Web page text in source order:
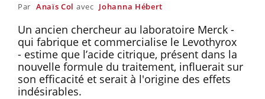
Par Anaïs Col avec Johanna Hébert
Un ancien chercheur au laboratoire Merck -
qui fabrique et commercialise le Levothyrox
- estime que l’acide citrique, présent dans la
nouvelle formule du traitement, influerait sur
son efficacité et serait à l'origine des effets
indésirables.